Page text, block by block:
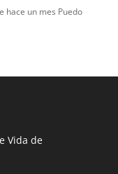
hace un mes Puedo
Vida de